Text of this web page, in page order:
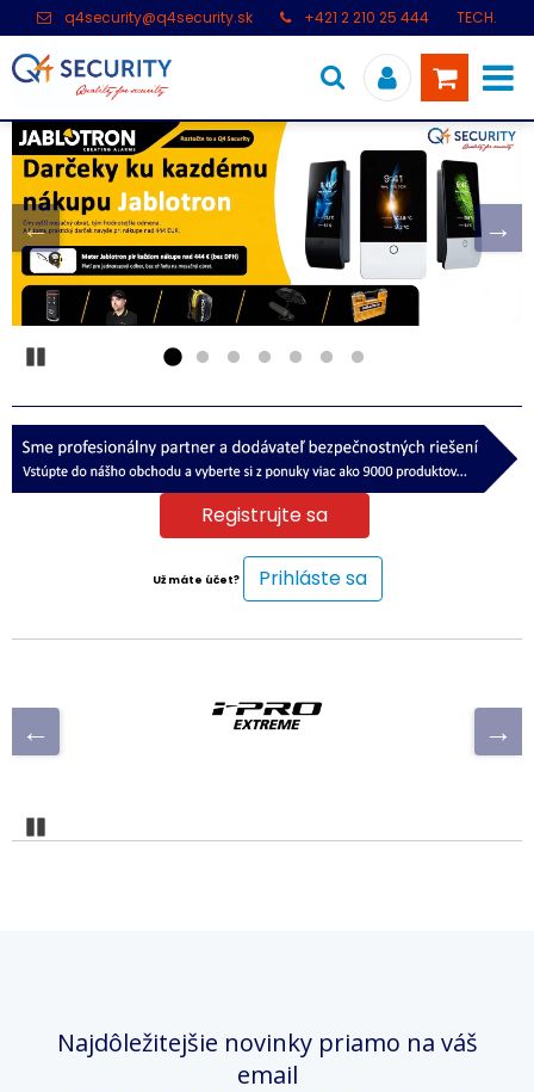
q4security@q4security.sk +421 2 210 25 444
TECH.
Registrujte sa
Už máte účet? Prihláste sa
Najdôležitejšie novinky priamo na váš
email